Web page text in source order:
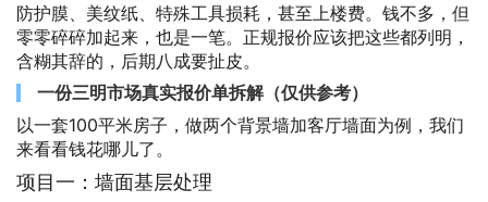
防护膜、美纹纸、特殊工具损耗，甚至上楼费。钱不多，但
零零碎碎加起来，也是一笔。正规报价应该把这些都列明，
含糊其辞的，后期八成要扯皮。
一份三明市场真实报价单拆解（仅供参考）
以一套100平米房子，做两个背景墙加客厅墙面为例，我们
来看看钱花哪儿了。
项目一：墙面基层处理